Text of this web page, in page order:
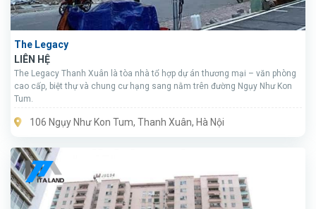
The Legacy
LIÊN HỆ
The Legacy Thanh Xuân là tòa nhà tổ hợp dự án thương mại – văn phòng
cao cấp, biệt thự và chung cư hạng sang nằm trên đường Ngụy Như Kon
Tum.
106 Ngụy Như Kon Tum, Thanh Xuân, Hà Nội